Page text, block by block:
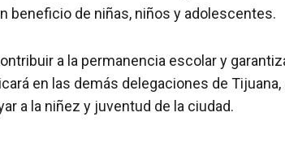
beneficio de niñas, niños y adolescentes.
a la permanencia escolar y
en las demás delegaciones de
a la niñez y juventud de la ciudad.